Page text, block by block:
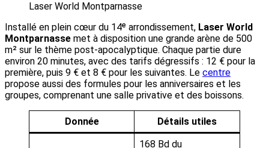
Laser World Montparnasse
Installé en plein cœur du 14ᵉ arrondissement, Laser World
Montparnasse met à disposition une grande arène de 500
m² sur le thème post-apocalyptique. Chaque partie dure
environ 20 minutes, avec des tarifs dégressifs : 12 € pour la
première, puis 9 € et 8 € pour les suivantes. Le centre
propose aussi des formules pour les anniversaires et les
groupes, comprenant une salle privative et des boissons.
Donnée Détails utiles
168 Bd du